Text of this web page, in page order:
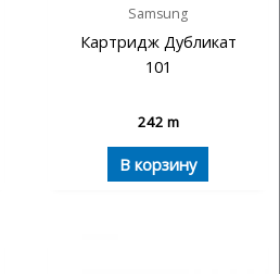
Samsung
Картридж Дубликат
101
242 m
В корзину